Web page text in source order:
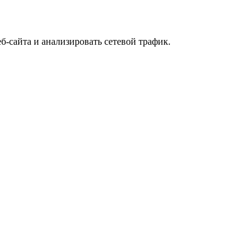
и анализировать сетевой трафик.